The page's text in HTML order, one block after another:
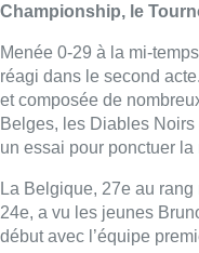
Championship, le
Menée 0-29 à la mi-
réagi dans le second
et composée de
Belges, les Diables
un essai pour ponctuer la
La Belgique, 27e au
24e, a vu les jeunes
début avec l’équipe